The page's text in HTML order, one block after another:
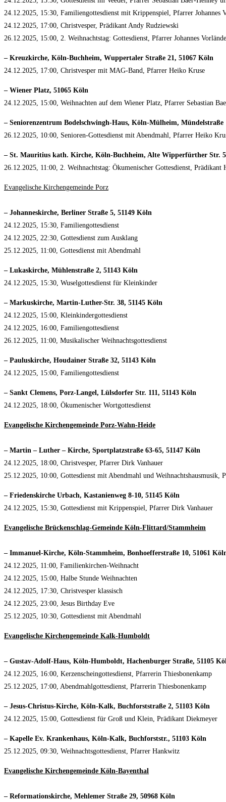
24.12.2025, 15:30, Familiengottesdienst mit Krippenspiel, Pfarrer Johannes
24.12.2025, 17:00, Christvesper, Prädikant Andy Rudziewski
26.12.2025, 15:00, 2. Weihnachtstag: Gottesdienst, Pfarrer Johannes
– Kreuzkirche, Köln-Buchheim, Wuppertaler Straße 21, 51067 Köln
24.12.2025, 17:00, Christvesper mit MAG-Band, Pfarrer Heiko Kruse
– Wiener Platz, 51065 Köln
24.12.2025, 15:00, Weihnachten auf dem Wiener Platz, Pfarrer Sebastian
– Seniorenzentrum Bodelschwingh-Haus, Köln-Mülheim, Mündelstraße
26.12.2025, 10:00, Senioren-Gottesdienst mit Abendmahl, Pfarrer Heiko
– St. Mauritius kath. Kirche, Köln-Buchheim, Alte Wipperfürther Str.
26.12.2025, 11:00, 2. Weihnachtstag: Ökumenischer Gottesdienst, Prädikant
Evangelische Kirchengemeinde Porz
– Johanneskirche, Berliner Straße 5, 51149 Köln
24.12.2025, 15:30, Familiengottesdienst
24.12.2025, 22:30, Gottesdienst zum Ausklang
25.12.2025, 11:00, Gottesdienst mit Abendmahl
– Lukaskirche, Mühlenstraße 2, 51143 Köln
24.12.2025, 15:30, Wuselgottesdienst für Kleinkinder
– Markuskirche, Martin-Luther-Str. 38, 51145 Köln
24.12.2025, 15:00, Kleinkindergottesdienst
24.12.2025, 16:00, Familiengottesdienst
26.12.2025, 11:00, Musikalischer Weihnachtsgottesdienst
– Pauluskirche, Houdainer Straße 32, 51143 Köln
24.12.2025, 15:00, Familiengottesdienst
– Sankt Clemens, Porz-Langel, Lülsdorfer Str. 111, 51143 Köln
24.12.2025, 18:00, Ökumenischer Wortgottesdienst
Evangelische Kirchengemeinde Porz-Wahn-Heide
– Martin – Luther – Kirche, Sportplatzstraße 63-65, 51147 Köln
24.12.2025, 18:00, Christvesper, Pfarrer Dirk Vanhauer
25.12.2025, 10:00, Gottesdienst mit Abendmahl und Weihnachtshausmusik,
– Friedenskirche Urbach, Kastanienweg 8-10, 51145 Köln
24.12.2025, 15:30, Gottesdienst mit Krippenspiel, Pfarrer Dirk Vanhauer
Evangelische Brückenschlag-Gemeinde Köln-Flittard/Stammheim
– Immanuel-Kirche, Köln-Stammheim, Bonhoefferstraße 10, 51061
24.12.2025, 11:00, Familienkirchen-Weihnacht
24.12.2025, 15:00, Halbe Stunde Weihnachten
24.12.2025, 17:30, Christvesper klassisch
24.12.2025, 23:00, Jesus Birthday Eve
25.12.2025, 10:30, Gottesdienst mit Abendmahl
Evangelische Kirchengemeinde Kalk-Humboldt
– Gustav-Adolf-Haus, Köln-Humboldt, Hachenburger Straße, 51105
24.12.2025, 16:00, Kerzenscheingottesdienst, Pfarrerin Thiesbonenkamp
25.12.2025, 17:00, Abendmahlgottesdienst, Pfarrerin Thiesbonenkamp
– Jesus-Christus-Kirche, Köln-Kalk, Buchforststraße 2, 51103 Köln
24.12.2025, 15:00, Gottesdienst für Groß und Klein, Prädikant Diekmeyer
– Kapelle Ev. Krankenhaus, Köln-Kalk, Buchforststr., 51103 Köln
25.12.2025, 09:30, Weihnachtsgottesdienst, Pfarrer Hankwitz
Evangelische Kirchengemeinde Köln-Bayenthal
– Reformationskirche, Mehlemer Straße 29, 50968 Köln